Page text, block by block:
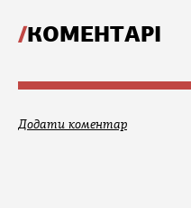
КОМЕНТАРІ
Додати коментар